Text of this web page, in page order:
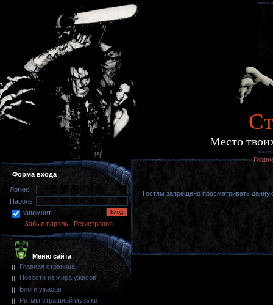
Место
Форма входа
Логин:
Пароль:
запомнить
Забыл пароль | Регистрация
Меню сайта
Главная страница
Новости из мира ужасов
Блоги ужасов
Ритмы страшной музыки
Гостям запрещено просматривать